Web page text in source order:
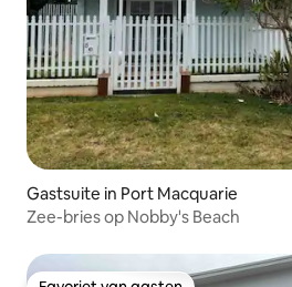
Gastsuite in Port Macquarie
Zee-bries op Nobby's Beach